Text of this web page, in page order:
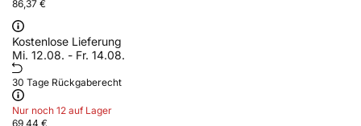
86,37 €
Kostenlose Lieferung
Mi. 12.08. - Fr. 14.08.
30 Tage Rückgaberecht
Nur noch 12 auf Lager
69,44 €